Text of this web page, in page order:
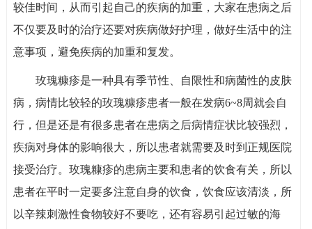
较佳时间，从而引起自己的疾病的加重，大家在患病之后
不仅要及时的治疗还要对疾病做好护理，做好生活中的注
意事项，避免疾病的加重和复发。
玫瑰糠疹是一种具有季节性、自限性和病菌性的皮肤
病，病情比较轻的玫瑰糠疹患者一般在发病6~8周就会自
行，但是还是有很多患者在患病之后病情症状比较强烈，
疾病对身体的影响很大，所以患者就需要及时到正规医院
接受治疗。玫瑰糠疹的患病主要和患者的饮食有关，所以
患者在平时一定要多注意自身的饮食，饮食应该清淡，所
以辛辣刺激性食物较好不要吃，还有容易引起过敏的海